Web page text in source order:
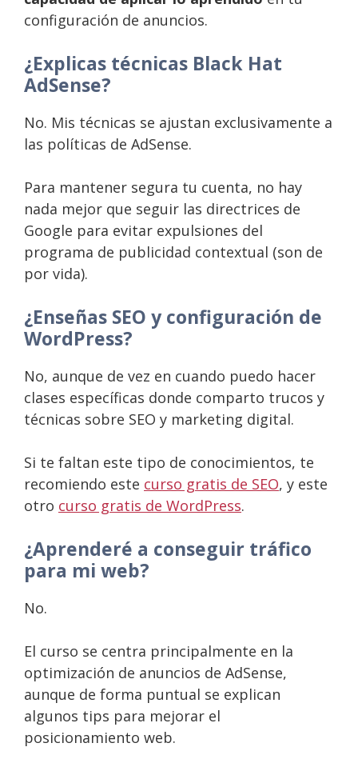
configuración de anuncios.
¿Explicas técnicas Black Hat
AdSense?
No. Mis técnicas se ajustan exclusivamente a
las políticas de AdSense.
Para mantener segura tu cuenta, no hay
nada mejor que seguir las directrices de
Google para evitar expulsiones del
programa de publicidad contextual (son de
por vida).
¿Enseñas SEO y configuración de
WordPress?
No, aunque de vez en cuando puedo hacer
clases específicas donde comparto trucos y
técnicas sobre SEO y marketing digital.
Si te faltan este tipo de conocimientos, te
recomiendo este curso gratis de SEO, y este
otro curso gratis de WordPress.
¿Aprenderé a conseguir tráfico
para mi web?
No.
El curso se centra principalmente en la
optimización de anuncios de AdSense,
aunque de forma puntual se explican
algunos tips para mejorar el
posicionamiento web.